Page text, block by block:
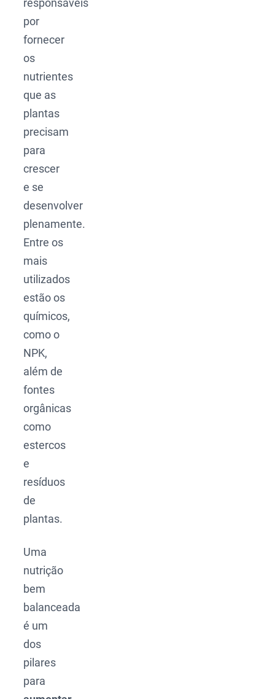
responsáveis
por
fornecer
os
nutrientes
que as
plantas
precisam
para
crescer
e se
desenvolver
plenamente.
Entre os
mais
utilizados
estão os
químicos,
como o
NPK,
além de
fontes
orgânicas
como
estercos
e
resíduos
de
plantas.
Uma
nutrição
bem
balanceada
é um
dos
pilares
para